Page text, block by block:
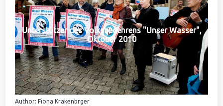
Unterstützer des Volksbegehrens "Unser Wasser",
Oktober 2010
Author: Fiona Krakenbrger